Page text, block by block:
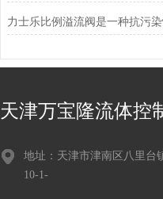
天津万宝隆流体控
地址：天津市津南区八里台
10-1-